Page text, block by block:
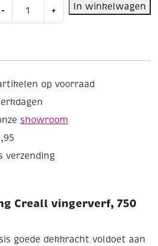
- + In winkelwagen
op voorraad
showroom
verzending
Creall vingerverf, 750
goede dekkracht voldoet aan